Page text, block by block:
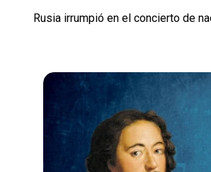
Rusia irrumpió en el concierto de